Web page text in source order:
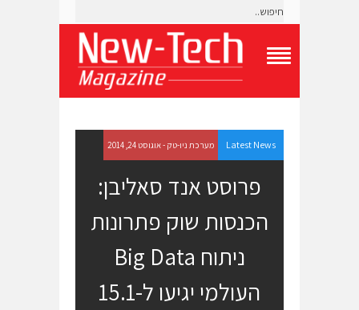
g
l
e
N
Latest News מערכת ניו-טק - אוגוסט 24, 2014
פרוסט אנד סאליבן:
הכנסות שוק פתרונות
ניתוח Big Data
העולמי יגיעו ל-15.1